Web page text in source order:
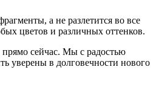
а не разлетится во все
цветов и различных оттенков.
прямо сейчас. Мы с радостью
уверены в долговечности нового